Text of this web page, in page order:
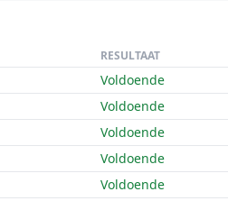
RESULTAAT
Voldoende
Voldoende
Voldoende
Voldoende
Voldoende